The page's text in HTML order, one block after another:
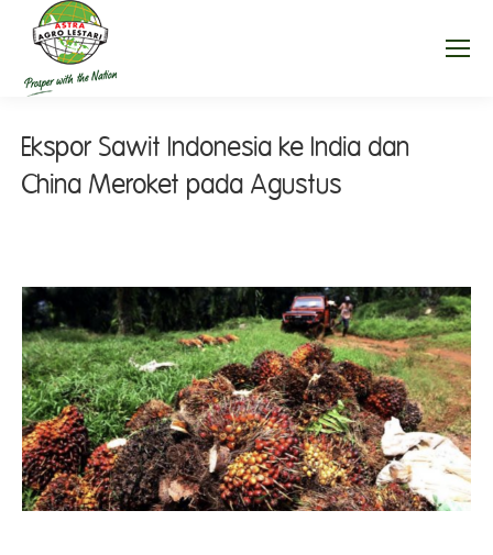
Ekspor Sawit Indonesia ke India dan
China Meroket pada Agustus